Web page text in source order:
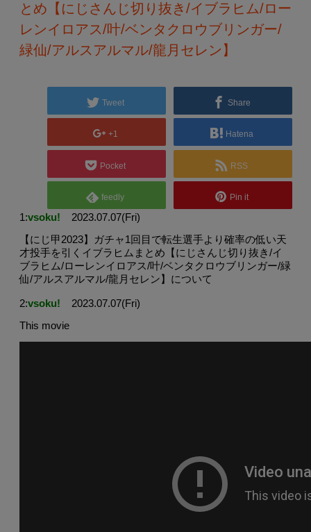
とめ【にじさんじ切り抜き/イブラヒム/ロー
レンイロアス/叶/ベンタクロウブリンガー/
緑仙/アルスアルマル/龍月セレン】
Tweet Share
+1 Hatena
Pocket RSS
feedly Pin it
1:vsoku!
2023.07.07(Fri)
【にじ甲2023】ガチャ1回目で転生選手より確率の低い天
才投手を引くイブラヒムまとめ【にじさんじ切り抜き/イ
ブラヒム/ローレンイロアス/叶/ベンタクロウブリンガー/緑
仙/アルスアルマル/龍月セレン】について
2:vsoku!
2023.07.07(Fri)
This movie